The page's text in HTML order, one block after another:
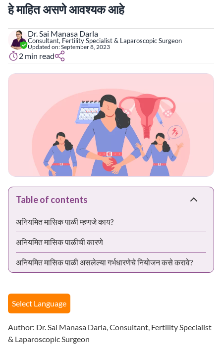
हे माहित असणे आवश्यक आहे
Dr. Sai Manasa Darla
Consultant, Fertility Specialist & Laparoscopic Surgeon
Updated on:September 8, 2023
2 min read
Table of contents
अनियमित मासिक पाळी म्हणजे काय?
अनियमित मासिक पाळीची कारणे
अनियमित मासिक पाळी असलेल्या गर्भधारणेचे नियोजन कसे करावे?
Select Language
Author: Dr. Sai Manasa Darla, Consultant, Fertility Specialist
& Laparoscopic Surgeon